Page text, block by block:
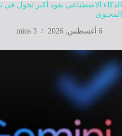
الذكاء الاصطناعي يقود أكبر تحول في
المحتوى
6 أغسطس, 2026
3 mins